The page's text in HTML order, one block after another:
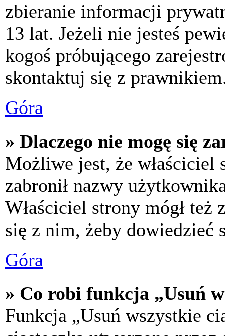
zbieranie informacji
13 lat. Jeżeli nie jesteś
kogoś próbującego
skontaktuj się z
Góra
» Dlaczego nie mogę się
Możliwe jest, że właściciel
zabronił nazwy
Właściciel strony mógł
się z nim, żeby dowiedzieć
Góra
» Co robi funkcja „Usuń
Funkcja „Usuń wszystkie